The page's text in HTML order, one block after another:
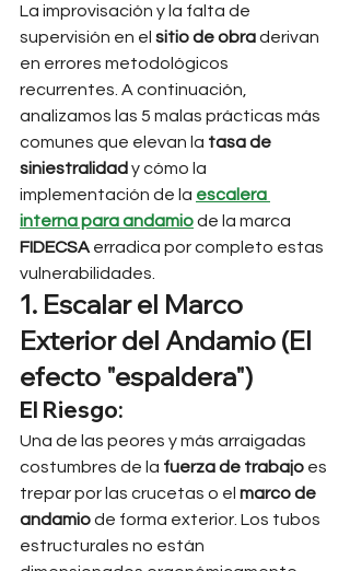
La improvisación y la falta de
supervisión en el sitio de obra derivan
en errores metodológicos
recurrentes. A continuación,
analizamos las 5 malas prácticas más
comunes que elevan la tasa de
siniestralidad y cómo la
implementación de la escalera
interna para andamio de la marca
FIDECSA erradica por completo estas
vulnerabilidades.
1. Escalar el Marco
Exterior del Andamio (El
efecto "espaldera")
El Riesgo:
Una de las peores y más arraigadas
costumbres de la fuerza de trabajo es
trepar por las crucetas o el marco de
andamio de forma exterior. Los tubos
estructurales no están